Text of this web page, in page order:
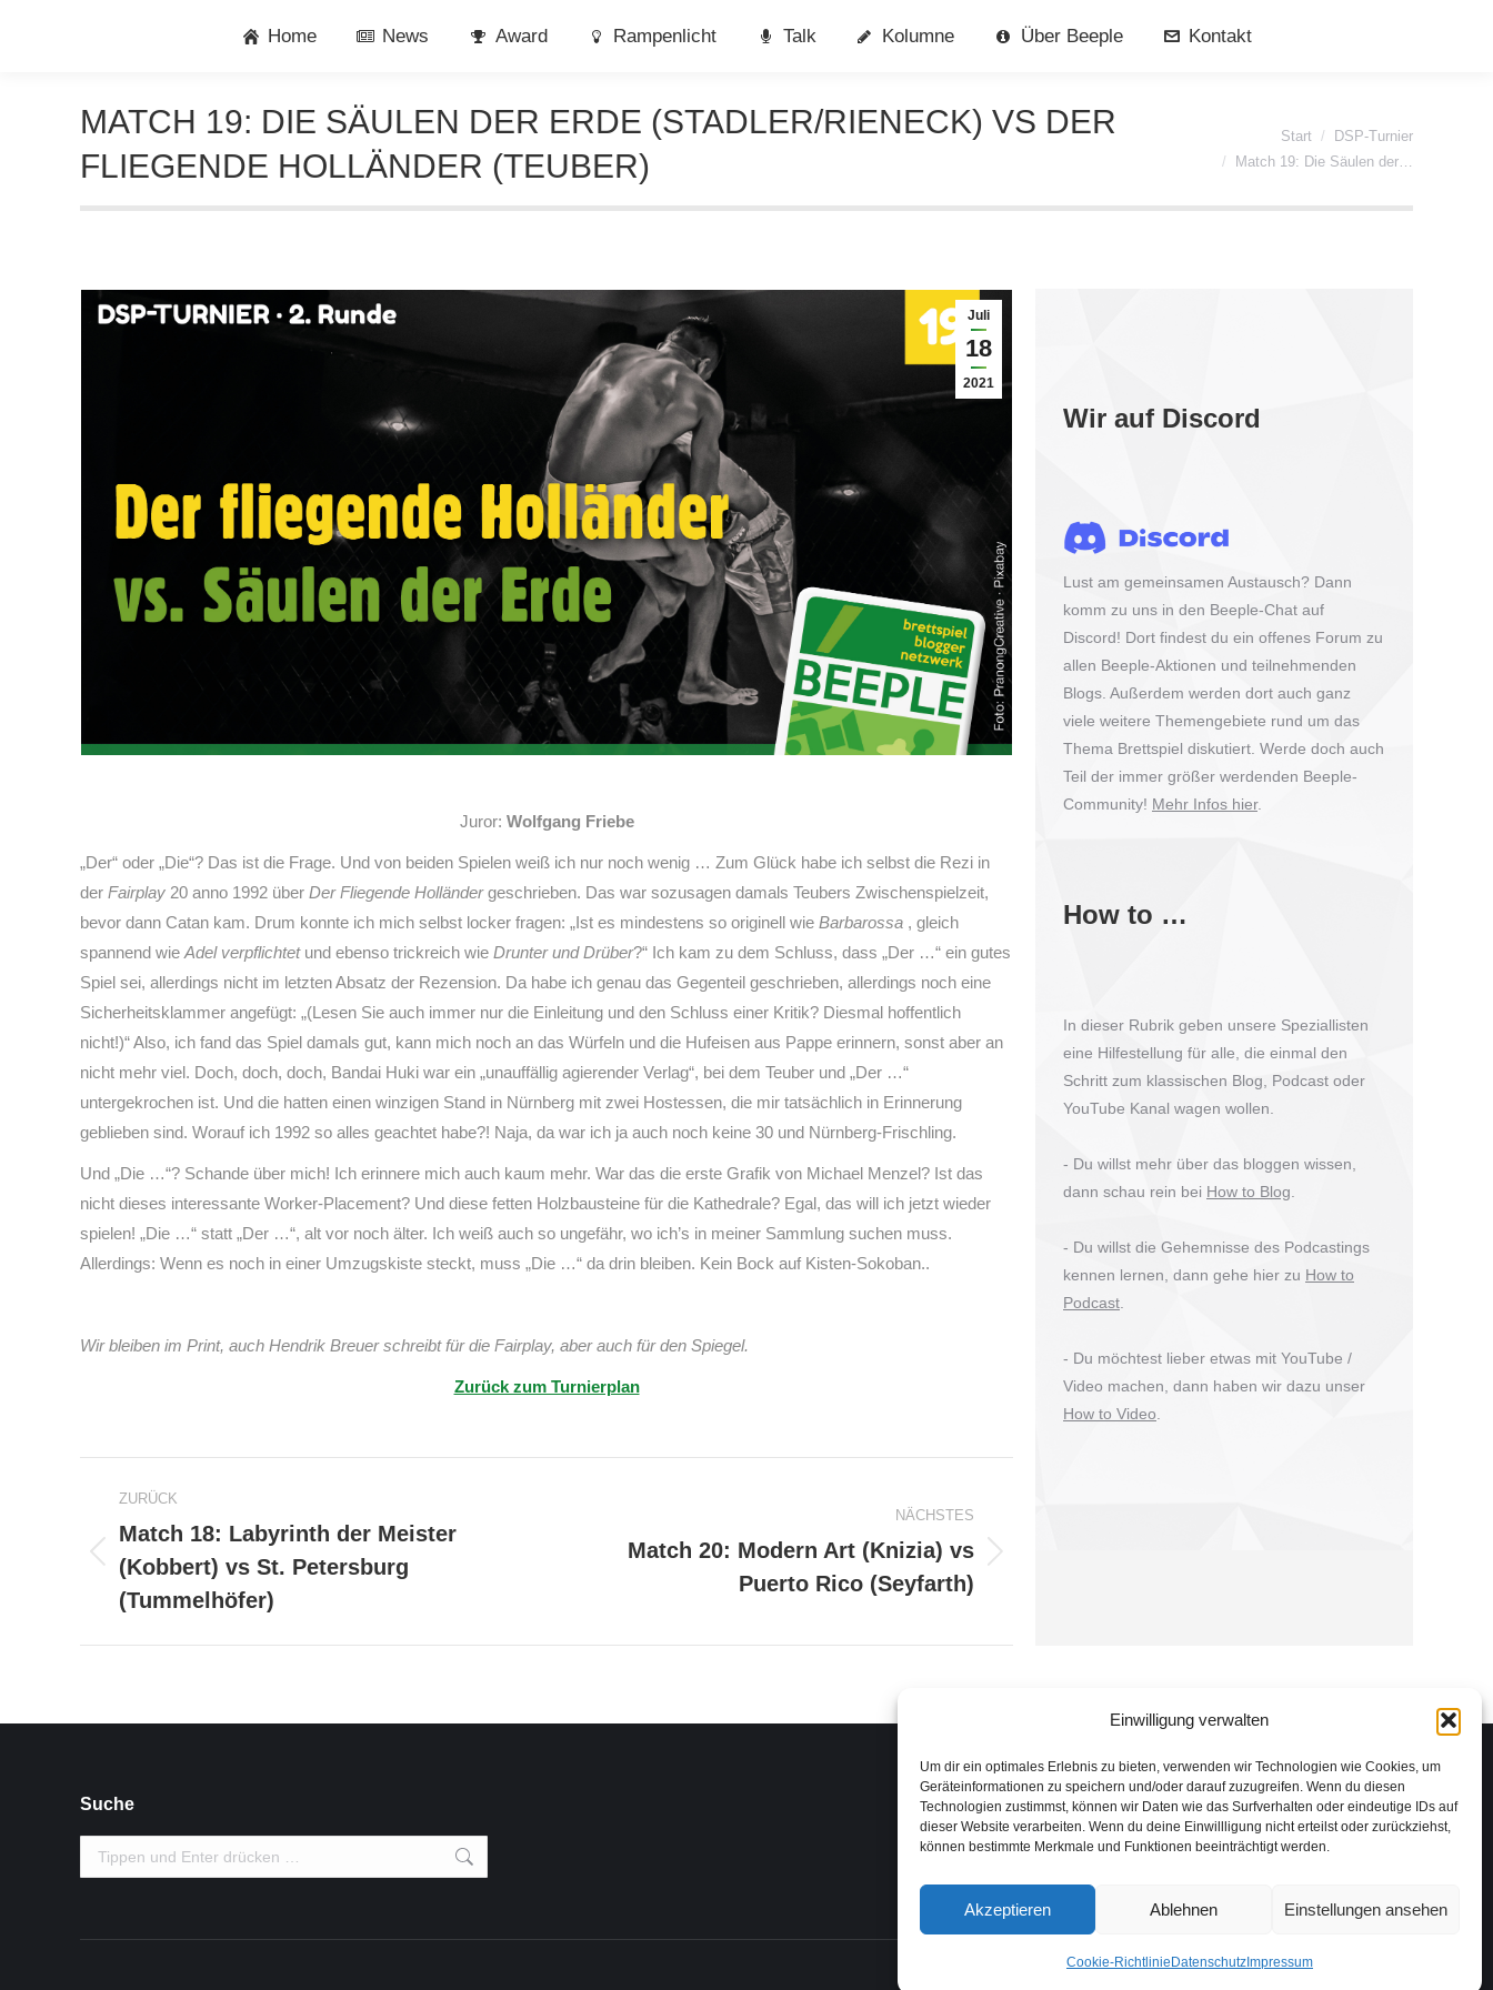
Einwilligung verwalten
Um dir ein optimales Erlebnis zu bieten, verwenden wir Technologien wie Cookies, um
Geräteinformationen zu speichern und/oder darauf zuzugreifen. Wenn du diesen
Technologien zustimmst, können wir Daten wie das Surfverhalten oder eindeutige IDs auf
dieser Website verarbeiten. Wenn du deine Einwillligung nicht erteilst oder zurückziehst,
können bestimmte Merkmale und Funktionen beeinträchtigt werden.
Akzeptieren Ablehnen Einstellungen ansehen
Cookie-Richtlinie DatenschutzImpressum
Home News Award Rampenlicht Talk Kolumne Über Beeple Kontakt
MATCH 19: DIE SÄULEN DER ERDE (STADLER/RIENECK) VS DER
FLIEGENDE HOLLÄNDER (TEUBER)
Sie befinden sich hier:
Start
DSP-Turnier
Match 19: Die Säulen der…
Juli
18
2021
Juror: Wolfgang Friebe
„Der“ oder „Die“? Das ist die Frage. Und von beiden Spielen weiß ich nur noch wenig … Zum Glück habe ich selbst die Rezi in
der Fairplay 20 anno 1992 über Der Fliegende Holländergeschrieben. Das war sozusagen damals Teubers Zwischenspielzeit,
bevor dann Catan kam. Drum konnte ich mich selbst locker fragen: „Ist es mindestens so originell wie Barbarossa , gleich
spannend wie Adel verpflichtetund ebenso trickreich wie Drunter und Drüber?“ Ich kam zu dem Schluss, dass „Der …“ ein gutes
Spiel sei, allerdings nicht im letzten Absatz der Rezension. Da habe ich genau das Gegenteil geschrieben, allerdings noch eine
Sicherheitsklammer angefügt: „(Lesen Sie auch immer nur die Einleitung und den Schluss einer Kritik? Diesmal hoffentlich
nicht!)“ Also, ich fand das Spiel damals gut, kann mich noch an das Würfeln und die Hufeisen aus Pappe erinnern, sonst aber an
nicht mehr viel. Doch, doch, doch, Bandai Huki war ein „unauffällig agierender Verlag“, bei dem Teuber und „Der …“
untergekrochen ist. Und die hatten einen winzigen Stand in Nürnberg mit zwei Hostessen, die mir tatsächlich in Erinnerung
geblieben sind. Worauf ich 1992 so alles geachtet habe?! Naja, da war ich ja auch noch keine 30 und Nürnberg-Frischling.
Und „Die …“? Schande über mich! Ich erinnere mich auch kaum mehr. War das die erste Grafik von Michael Menzel? Ist das
nicht dieses interessante Worker-Placement? Und diese fetten Holzbausteine für die Kathedrale? Egal, das will ich jetzt wieder
spielen! „Die …“ statt „Der …“, alt vor noch älter. Ich weiß auch so ungefähr, wo ich’s in meiner Sammlung suchen muss.
Allerdings: Wenn es noch in einer Umzugskiste steckt, muss „Die …“ da drin bleiben. Kein Bock auf Kisten-Sokoban..
Wir bleiben im Print, auch Hendrik Breuer schreibt für die Fairplay, aber auch für den Spiegel.
Zurück zum Turnierplan
Kommentarnavigation
ZURÜCK
Vorheriger
Beitrag:
Match 18: Labyrinth der Meister
(Kobbert) vs St. Petersburg
(Tummelhöfer)
NÄCHSTES
Match 20: Modern Art (Knizia) vs
Puerto Rico (Seyfarth)
Wir auf Discord
Lust am gemeinsamen Austausch? Dann
komm zu uns in den Beeple-Chat auf
Discord! Dort findest du ein offenes Forum zu
allen Beeple-Aktionen und teilnehmenden
Blogs. Außerdem werden dort auch ganz
viele weitere Themengebiete rund um das
Thema Brettspiel diskutiert. Werde doch auch
Teil der immer größer werdenden Beeple-
Community! Mehr Infos hier.
How to …
In dieser Rubrik geben unsere Speziallisten
eine Hilfestellung für alle, die einmal den
Schritt zum klassischen Blog, Podcast oder
YouTube Kanal wagen wollen.
- Du willst mehr über das bloggen wissen,
dann schau rein bei How to Blog
- Du willst die Gehemnisse des Podcastings
kennen lernen, dann gehe hier zu How to
Podcast
- Du möchtest lieber etwas mit YouTube /
Video machen, dann haben wir dazu unser
How to Video
Suche
Search:
Impressum